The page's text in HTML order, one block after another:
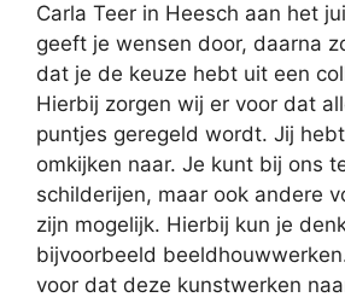
Carla Teer in Heesch aan het
geeft je wensen door, daarna
dat je de keuze hebt uit een
Hierbij zorgen wij er voor dat
puntjes geregeld wordt. Jij
omkijken naar. Je kunt bij ons
schilderijen, maar ook andere
zijn mogelijk. Hierbij kun je
bijvoorbeeld
voor dat deze kunstwerken